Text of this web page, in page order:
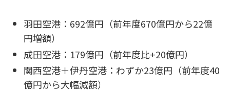
羽田空港：692億円（前年度670億円から22億
円増額）
成田空港：179億円（前年度比+20億円）
関西空港＋伊丹空港：わずか23億円（前年度40
億円から大幅減額）